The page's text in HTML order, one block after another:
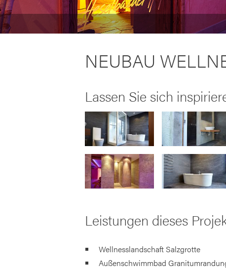
NEUBAU
Lassen Sie sich
Leistungen dieses
Wellnesslandschaft Salzgrotte
Außenschwimmbad